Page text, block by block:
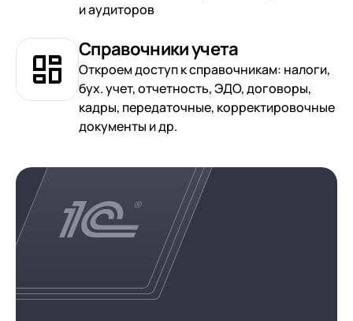
и аудиторов
Справочники учета
Откроем доступ к справочникам: налоги,
бух. учет, отчетность, ЭДО, договоры,
кадры, передаточные, корректировочные
документы и др.
1С-Отчетность
1С:Фреш
Доки 1С